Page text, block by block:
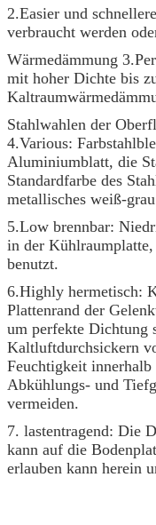
2.Easier und
verbraucht werden
Wärmedämmung
mit hoher Dichte bis
Stahlwahlen der
4.Various:
Aluminiumblatt, die
Standardfarbe des
metallisches weiß-
5.Low brennbar:
in der
benutzt.
6.Highly hermetisch:
Plattenrand der
um perfekte Dichtung
Kaltluftdurchsickern
Feuchtigkeit
Abkühlungs- und
vermeiden.
7. lastentragend: Die
kann auf die
erlauben kann herein